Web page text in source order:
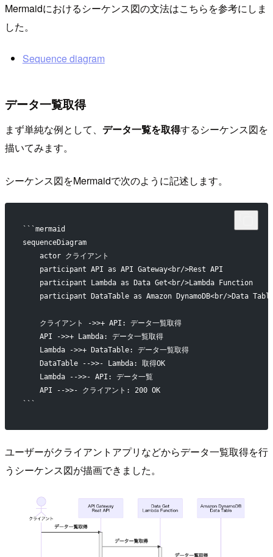
Mermaidにおけるシーケンス図の文法はこちらを参考にしま
した。
Sequence diagram
データ一覧取得
まず単純な例として、 データ一覧を取得するシーケンス図を
描いてみます。
シーケンス図をMermaidで次のように記述します。
```mermaid
sequenceDiagram
    actor クライアント
    participant API as API Gateway<br/>Rest API
    participant Lambda as Data Get<br/>Lambda Function
participant DataTable as Amazon DynamoDB<br/>Data
    クライアント ->>+ API: データ一覧取得
    API ->>+ Lambda: データ一覧取得
    Lambda ->>+ DataTable: データ一覧取得
    DataTable -->>- Lambda: 取得OK
    Lambda -->>- API: データ一覧
    API -->>- クライアント: 200 OK
```
ユーザーがクライアントアプリなどからデータ一覧取得を行
うシーケンス図が描画できました。